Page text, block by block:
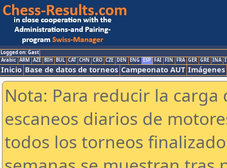
Logged on: Gast
Arabic ARM AZE BIH BUL CAT CHN CRO CZE DEN ENG ESP FAI FIN FRA GER GRE INA
Inicio Base de datos de torneos Campeonato AUT Imágenes
Nota: Para reducir la
escaneos diarios de
todos los torneos